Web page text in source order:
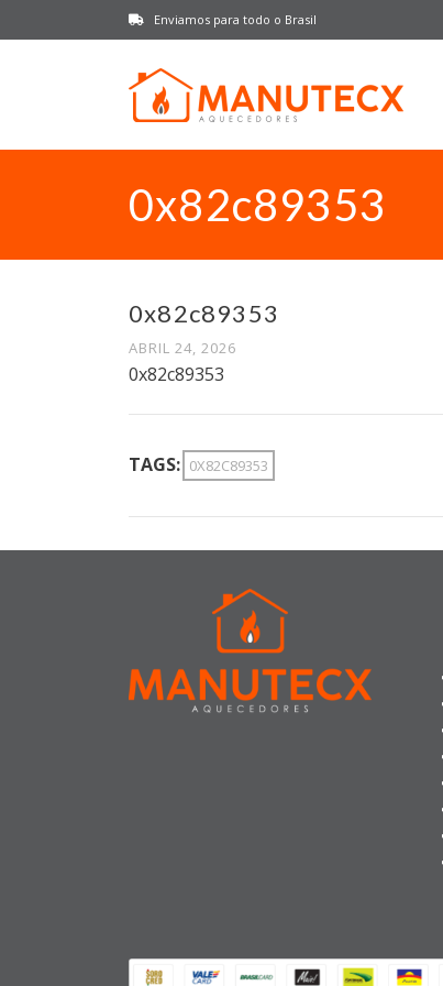
Enviamos para todo o Brasil
0x82c89353
0x82c89353
ABRIL 24, 2026
0x82c89353
TAGS: 0X82C89353